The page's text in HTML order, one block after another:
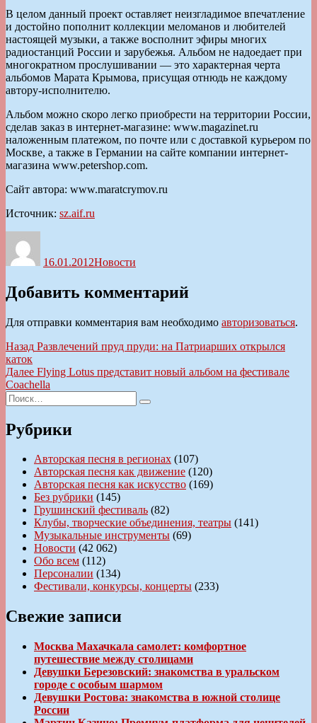
В целом данный проект оставляет неизгладимое впечатление
и достойно пополнит коллекции меломанов и любителей
настоящей музыки, а также восполнит эфиры многих
радиостанций России и зарубежья. Альбом не надоедает при
многократном прослушивании — это характерная черта
альбомов Марата Крымова, присущая отнюдь не каждому
автору-исполнителю.
Альбом можно скоро легко приобрести на территории России,
сделав заказ в интернет-магазине: www.magazinet.ru
наложенным платежом, по почте или с доставкой курьером по
Москве, а также в Германии на сайте компании интернет-
магазина www.petershop.com.
Сайт автора: www.maratcrymov.ru
Источник: sz.aif.ru
16.01.2012Новости
Добавить комментарий
Для отправки комментария вам необходимо авторизоваться.
Навигация
по
записям
Назад Предыдущая
Развлечений пруд пруди: на Патриарших открылся
каток
Далее Следующая
запись:
Flying Lotus представит новый альбом на фестивале
Coachella
Искать:
Поиск
Рубрики
Авторская песня в регионах (107)
Авторская песня как движение (120)
Авторская песня как искусство (169)
Без рубрики (145)
Грушинский фестиваль (82)
Клубы, творческие объединения, театры (141)
Музыкальные инструменты (69)
Новости (42 062)
Обо всем (112)
Персоналии (134)
Фестивали, конкурсы, концерты (233)
Свежие записи
Москва Махачкала самолет: комфортное
путешествие между столицами
Девушки Березовский: знакомства в уральском
городе с особым шармом
Девушки Ростова: знакомства в южной столице
России